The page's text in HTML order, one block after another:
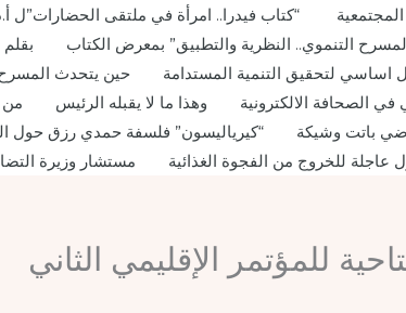
“كتاب فيدرا.. امرأة في ملتقى الحضارات”ل
التنموي.. النظرية والتطبيق” بمعرض الكتاب
اساسي لتحقيق التنمية المستدامة
حين يتحدث المسرح
الصحافة الالكترونية
وهذا ما لا يقبله الرئيس من
باتت وشيكة
“كيرياليسون” فلسفة حمدي رزق حول
للخروج من الفجوة الغذائية
مستشار وزيرة
للمؤتمر الإقليمي الثاني